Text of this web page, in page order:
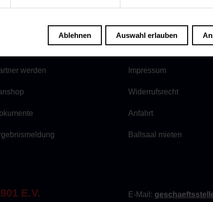
Ablehnen Auswahl erlauben
werden
AGB
Impressum
Widerrufsrecht
Anfahrt
Ballsaal mieten
E.V. E-Mail: